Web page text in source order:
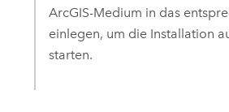
ArcGIS-Medium in das
einlegen, um die Installation
starten.